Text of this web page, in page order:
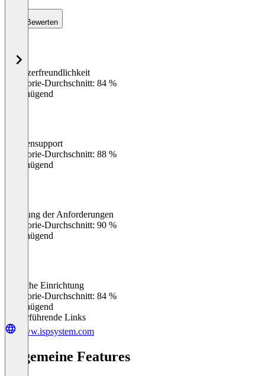
Bewerten
Benutzerfreundlichkeit
Kategorie-Durchschnitt: 84 %
Ungenügend
Kundensupport
Kategorie-Durchschnitt: 88 %
Ungenügend
Erfüllung der Anforderungen
Kategorie-Durchschnitt: 90 %
Ungenügend
Einfache Einrichtung
Kategorie-Durchschnitt: 84 %
Ungenügend
Weiterführende Links
www.ispsystem.com
Allgemeine Features